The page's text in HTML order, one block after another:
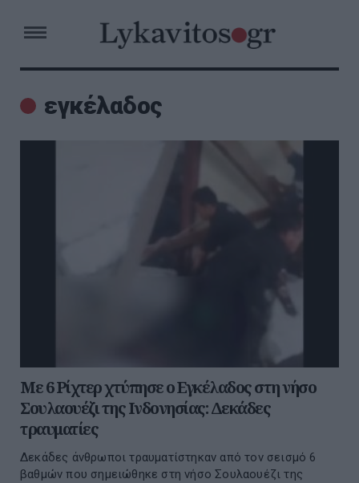
εγκέλαδος
Με 6 Ρίχτερ χτύπησε ο Εγκέλαδος στη νήσο
Σουλαουέζι της Ινδονησίας: Δεκάδες
τραυματίες
Δεκάδες άνθρωποι τραυματίστηκαν από τον σεισμό 6
βαθμών που σημειώθηκε στη νήσο Σουλαουέζι της